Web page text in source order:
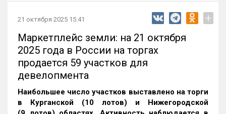
21 октября 2025 15:41 +
Маркетплейс земли: на 21 октября
2025 года в России на торгах
продается 59 участков для
девелопмента
Наибольшее число участков выставлено на торги
в Курганской (10 лотов) и Нижегородской